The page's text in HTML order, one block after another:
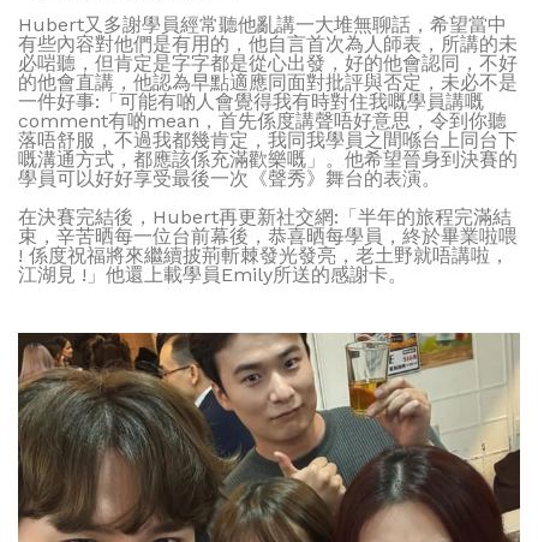
Hubert又多謝學員經常聽他亂講一大堆無聊話，希望當中
有些內容對他們是有用的，他自言首次為人師表，所講的未
必啱聽，但肯定是字字都是從心出發，好的他會認同，不好
的他會直講，他認為早點適應同面對批評與否定，未必不是
一件好事:「可能有啲人會覺得我有時對住我嘅學員講嘅
comment有啲mean，首先係度講聲唔好意思，令到你聽
落唔舒服，不過我都幾肯定，我同我學員之間喺台上同台下
嘅溝通方式，都應該係充滿歡樂嘅」。他希望晉身到決賽的
學員可以好好享受最後一次《聲秀》舞台的表演。
在決賽完結後，Hubert再更新社交網:「半年的旅程完滿結
束，辛苦晒每一位台前幕後，恭喜晒每學員，終於畢業啦喂
! 係度祝福將來繼續披荊斬棘發光發亮，老土野就唔講啦，
江湖見 !」他還上載學員Emily所送的感謝卡。